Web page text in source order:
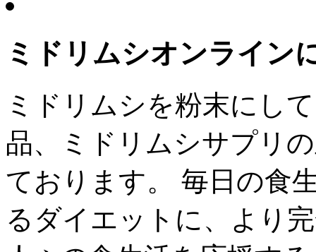
ミドリムシオンライン
ミドリムシを粉末にし
品、ミドリムシサプリ
ております。 毎日の食
るダイエットに、より